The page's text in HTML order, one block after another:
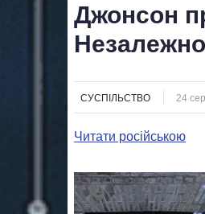
Джонсон
СУСПІЛЬСТВО 24
Читати російською